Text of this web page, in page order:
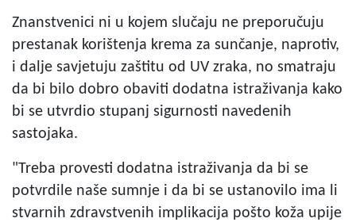
Znanstvenici ni u kojem slučaju ne preporučuju
prestanak korištenja krema za sunčanje, naprotiv,
i dalje savjetuju zaštitu od UV zraka, no smatraju
da bi bilo dobro obaviti dodatna istraživanja kako
bi se utvrdio stupanj sigurnosti navedenih
sastojaka.
"Treba provesti dodatna istraživanja da bi se
potvrdile naše sumnje i da bi se ustanovilo ima li
stvarnih zdravstvenih implikacija pošto koža upije